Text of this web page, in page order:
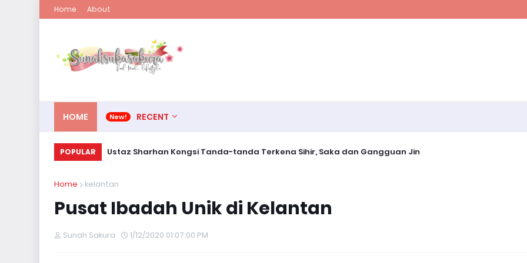
Home About
HOME RECENT
POPULAR Ustaz Sharhan Kongsi Tanda-tanda Terkena Sihir, Saka dan Gangguan Jin
Home kelantan
Pusat Ibadah Unik di Kelantan
Sunah Sakura 1/12/2020 01:07:00 PM